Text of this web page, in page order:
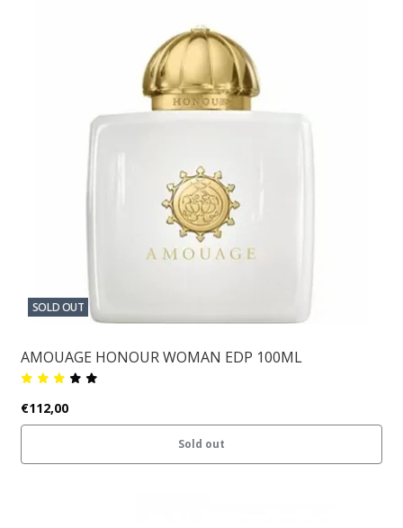
SOLD OUT
AMOUAGE HONOUR WOMAN EDP 100ML
€112,00
Sold out